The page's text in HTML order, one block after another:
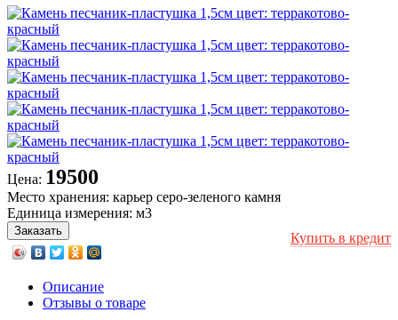
Цена: 19500
Место хранения: карьер серо-зеленого камня
Единица измерения: м3
Купить в кредит
Описание
Отзывы о товаре